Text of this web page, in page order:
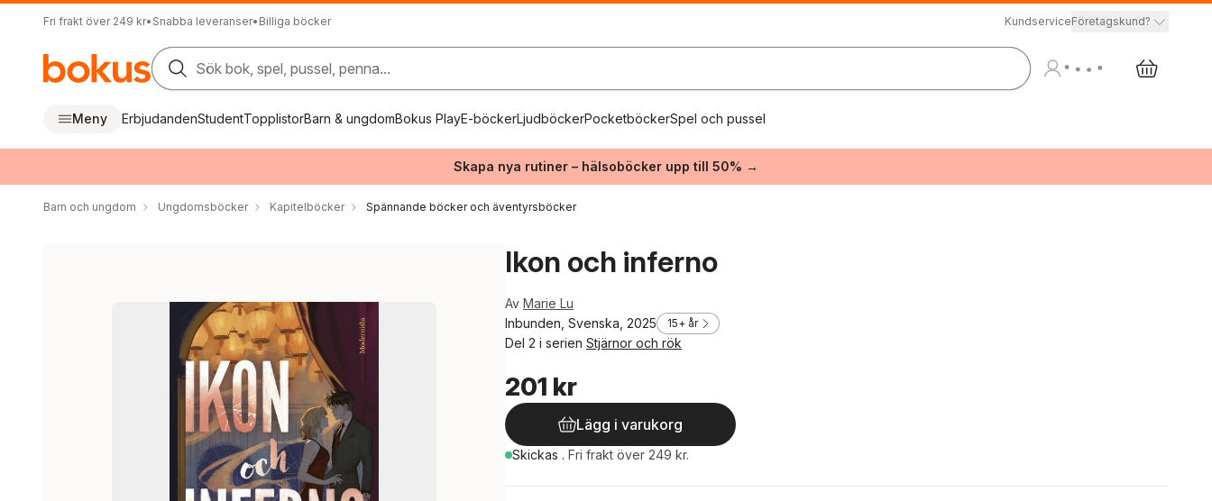
Fri frakt över 249 kr• Snabba leveranser• Billiga böcker KundserviceFöretagskund?
Sök bok, spel, pussel, penna...
Meny ErbjudandenStudentTopplistorBarn & ungdomBokus PlayE-böckerLjudböckerPocketböckerSpel och pussel
Skapa nya rutiner – hälsoböcker upp till 50% →
Barn och ungdom Ungdomsböcker Kapitelböcker Spännande böcker och äventyrsböcker
Ikon och inferno
Av Marie Lu
Inbunden, Svenska, 2025
15+ år
Del 2 i serien Stjärnor och rök
201 kr
Lägg i varukorg
Skickas . Fri frakt över 249 kr.